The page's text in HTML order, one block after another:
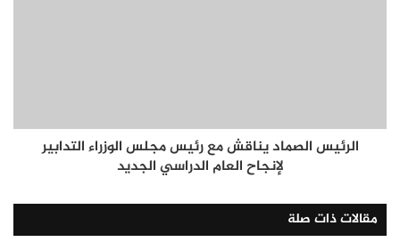
الرئيس الصماد يناقش مع رئيس مجلس الوزراء التدابير
لإنجاح العام الدراسي الجديد
مقالات ذات صلة